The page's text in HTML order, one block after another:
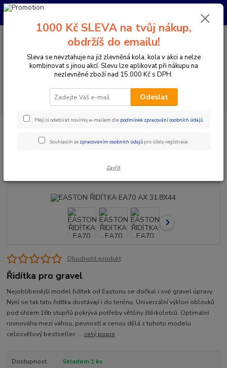
Pro nachystání kola / doplňků na prodejně si prosím zavolejte dopředu.
Menu
CZK
PO-PÁ 10:00-17:00 | SO: 9:00-12:00
Komponenty na kolo Řídítka Berany / Gravel
EASTON
Ohodnotit produkt
Řidítka pro gravel
Nejoblíbenější model řidítek od Eastonu se dočkal i své gravel úpravy.
Nyní se tak tato řidítka dostávají i do terénu. Univerzální výklon oblouků
pod úhlem 16ti stupňů pokrývá potřeby většiny štěrkoletců. Optimální
rovnováha mezi váhou, pevností a cenou dělá z tohoto modelu
celosvětový bestseller. ... celý popis
Dostupnost
Skladem 1 ks
1000 Kč SLEVA na tvůj nákup,
obdržíš do emailu!
Sleva se nevztahuje na již zlevněná kola, kola v akci a nelze
kombinovat s jinou akcí. Slevu lze aplikovat při nákupu na
nezlevněné zboží nad 15.000 Kč s DPH.
Odeslat
Přeji si odebírat novinky e-mailem dle podmínek zpracování osobních údajů.
Souhlasím se zpracováním osobních údajů pro účely registrace.
Zavřít